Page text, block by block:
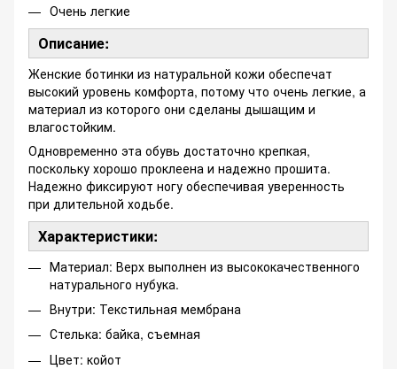
Очень легкие
Описание:
Женские ботинки из натуральной кожи обеспечат
высокий уровень комфорта, потому что очень легкие, а
материал из которого они сделаны дышащим и
влагостойким.
Одновременно эта обувь достаточно крепкая,
поскольку хорошо проклеена и надежно прошита.
Надежно фиксируют ногу обеспечивая уверенность
при длительной ходьбе.
Характеристики:
Материал: Верх выполнен из высококачественного
натурального нубука.
Внутри: Текстильная мембрана
Стелька: байка, съемная
Цвет: койот